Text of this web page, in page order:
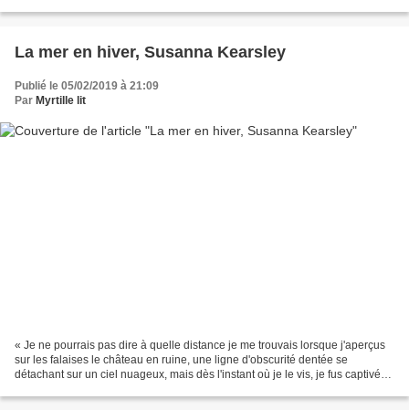
La mer en hiver, Susanna Kearsley
Publié le 05/02/2019 à 21:09
Par Myrtille lit
« Je ne pourrais pas dire à quelle distance je me trouvais lorsque j'aperçus
sur les falaises le château en ruine, une ligne d'obscurité dentée se
détachant sur un ciel nuageux, mais dès l'instant où je le vis, je fus captivée